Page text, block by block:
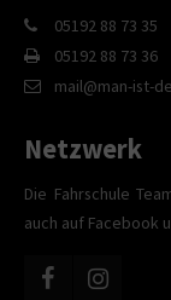
05192 88 73 35
05192 88 73 36
mail@man-ist-
Netzwerk
Die Fahrschule
auch auf Facebook